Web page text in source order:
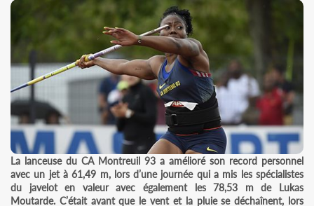
La lanceuse du CA Montreuil 93 a amélioré son record personnel
avec un jet à 61,49 m, lors d’une journée qui a mis les spécialistes
du javelot en valeur avec également les 78,53 m de Lukas
Moutarde. C’était avant que le vent et la pluie se déchaînent, lors